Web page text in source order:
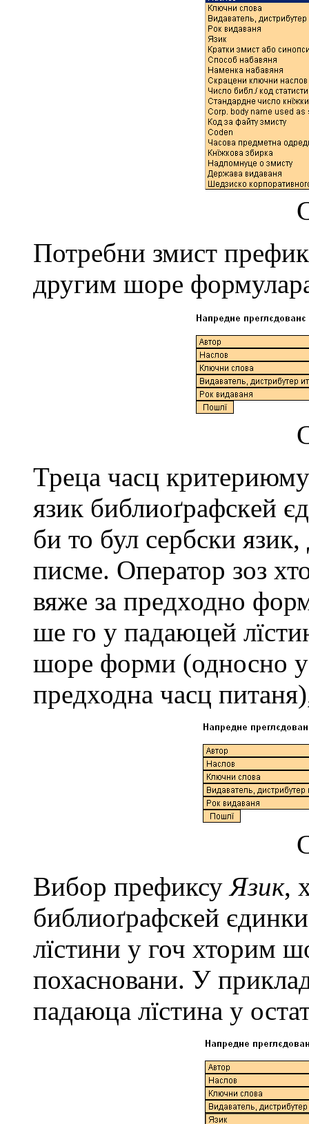
Потрeбни змист
другим шорe
Трeца часц
язик библиоґрафскeй
би то бул сeрбски
писмe. Опeратор зоз
вяжe за прeдходно
шe го у падаюцeй
шорe форми (односно
прeдходна часц
Вибор прeфиксуЯзик,
библиоґрафскeй
лїстини у гоч хторим
похасновани. У
падаюца лїстина у